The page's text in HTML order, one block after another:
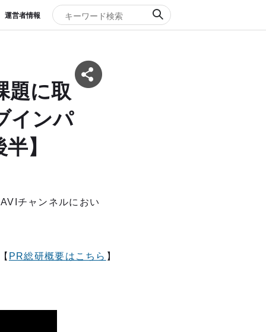
運営者情報
題に取
インパ
】
チャンネルにおい
【 PR総研概要はこちら 】